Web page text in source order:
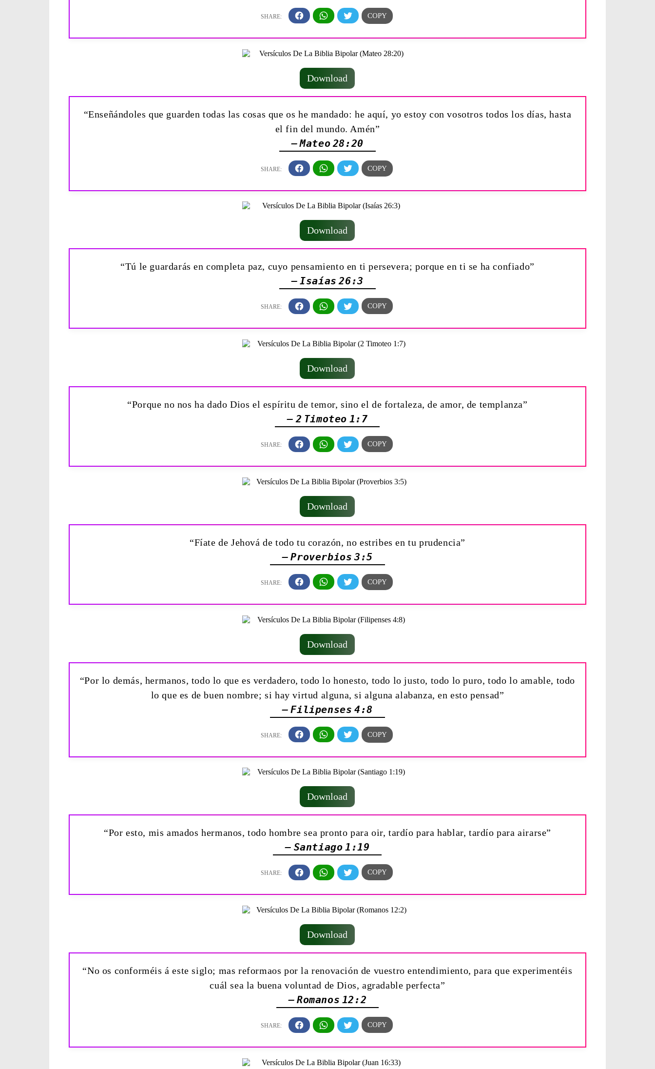
Download
“Enseñándoles que guarden todas las cosas que os he mandado: he aquí, yo estoy con vosotros todos los días, hasta
el fin del mundo. Amén”
— Mateo 28:20
Download
“Tú le guardarás en completa paz, cuyo pensamiento en ti persevera; porque en ti se ha confiado”
— Isaías 26:3
Download
“Porque no nos ha dado Dios el espíritu de temor, sino el de fortaleza, de amor, de templanza”
— 2 Timoteo 1:7
Download
“Fíate de Jehová de todo tu corazón, no estribes en tu prudencia”
— Proverbios 3:5
Download
“Por lo demás, hermanos, todo lo que es verdadero, todo lo honesto, todo lo justo, todo lo puro, todo lo amable, todo
lo que es de buen nombre; si hay virtud alguna, si alguna alabanza, en esto pensad”
— Filipenses 4:8
Download
“Por esto, mis amados hermanos, todo hombre sea pronto para oir, tardío para hablar, tardío para airarse”
— Santiago 1:19
Download
“No os conforméis á este siglo; mas reformaos por la renovación de vuestro entendimiento, para que experimentéis
cuál sea la buena voluntad de Dios, agradable perfecta”
— Romanos 12:2